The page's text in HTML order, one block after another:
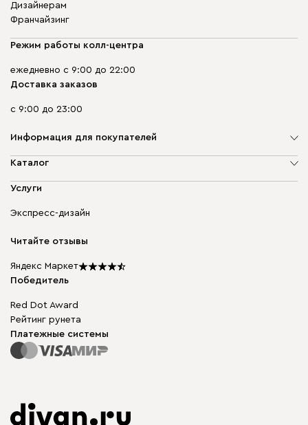
Дизайнерам
Франчайзинг
Режим работы колл-центра
ежедневно с 9:00 до 22:00
Доставка заказов
с 9:00 до 23:00
Информация для покупателей
О компании
Доставка и оплата
диван.клуб
Карьера
Подарочные сертификаты
Мы в прессе
Каталог
Мягкая мебель
Бескаркасная мебель
Столы и стулья
Услуги
Экспресс-дизайн
Читайте отзывы
Яндекс Маркет
Победитель
Red Dot Award
Рейтинг рунета
Платежные системы